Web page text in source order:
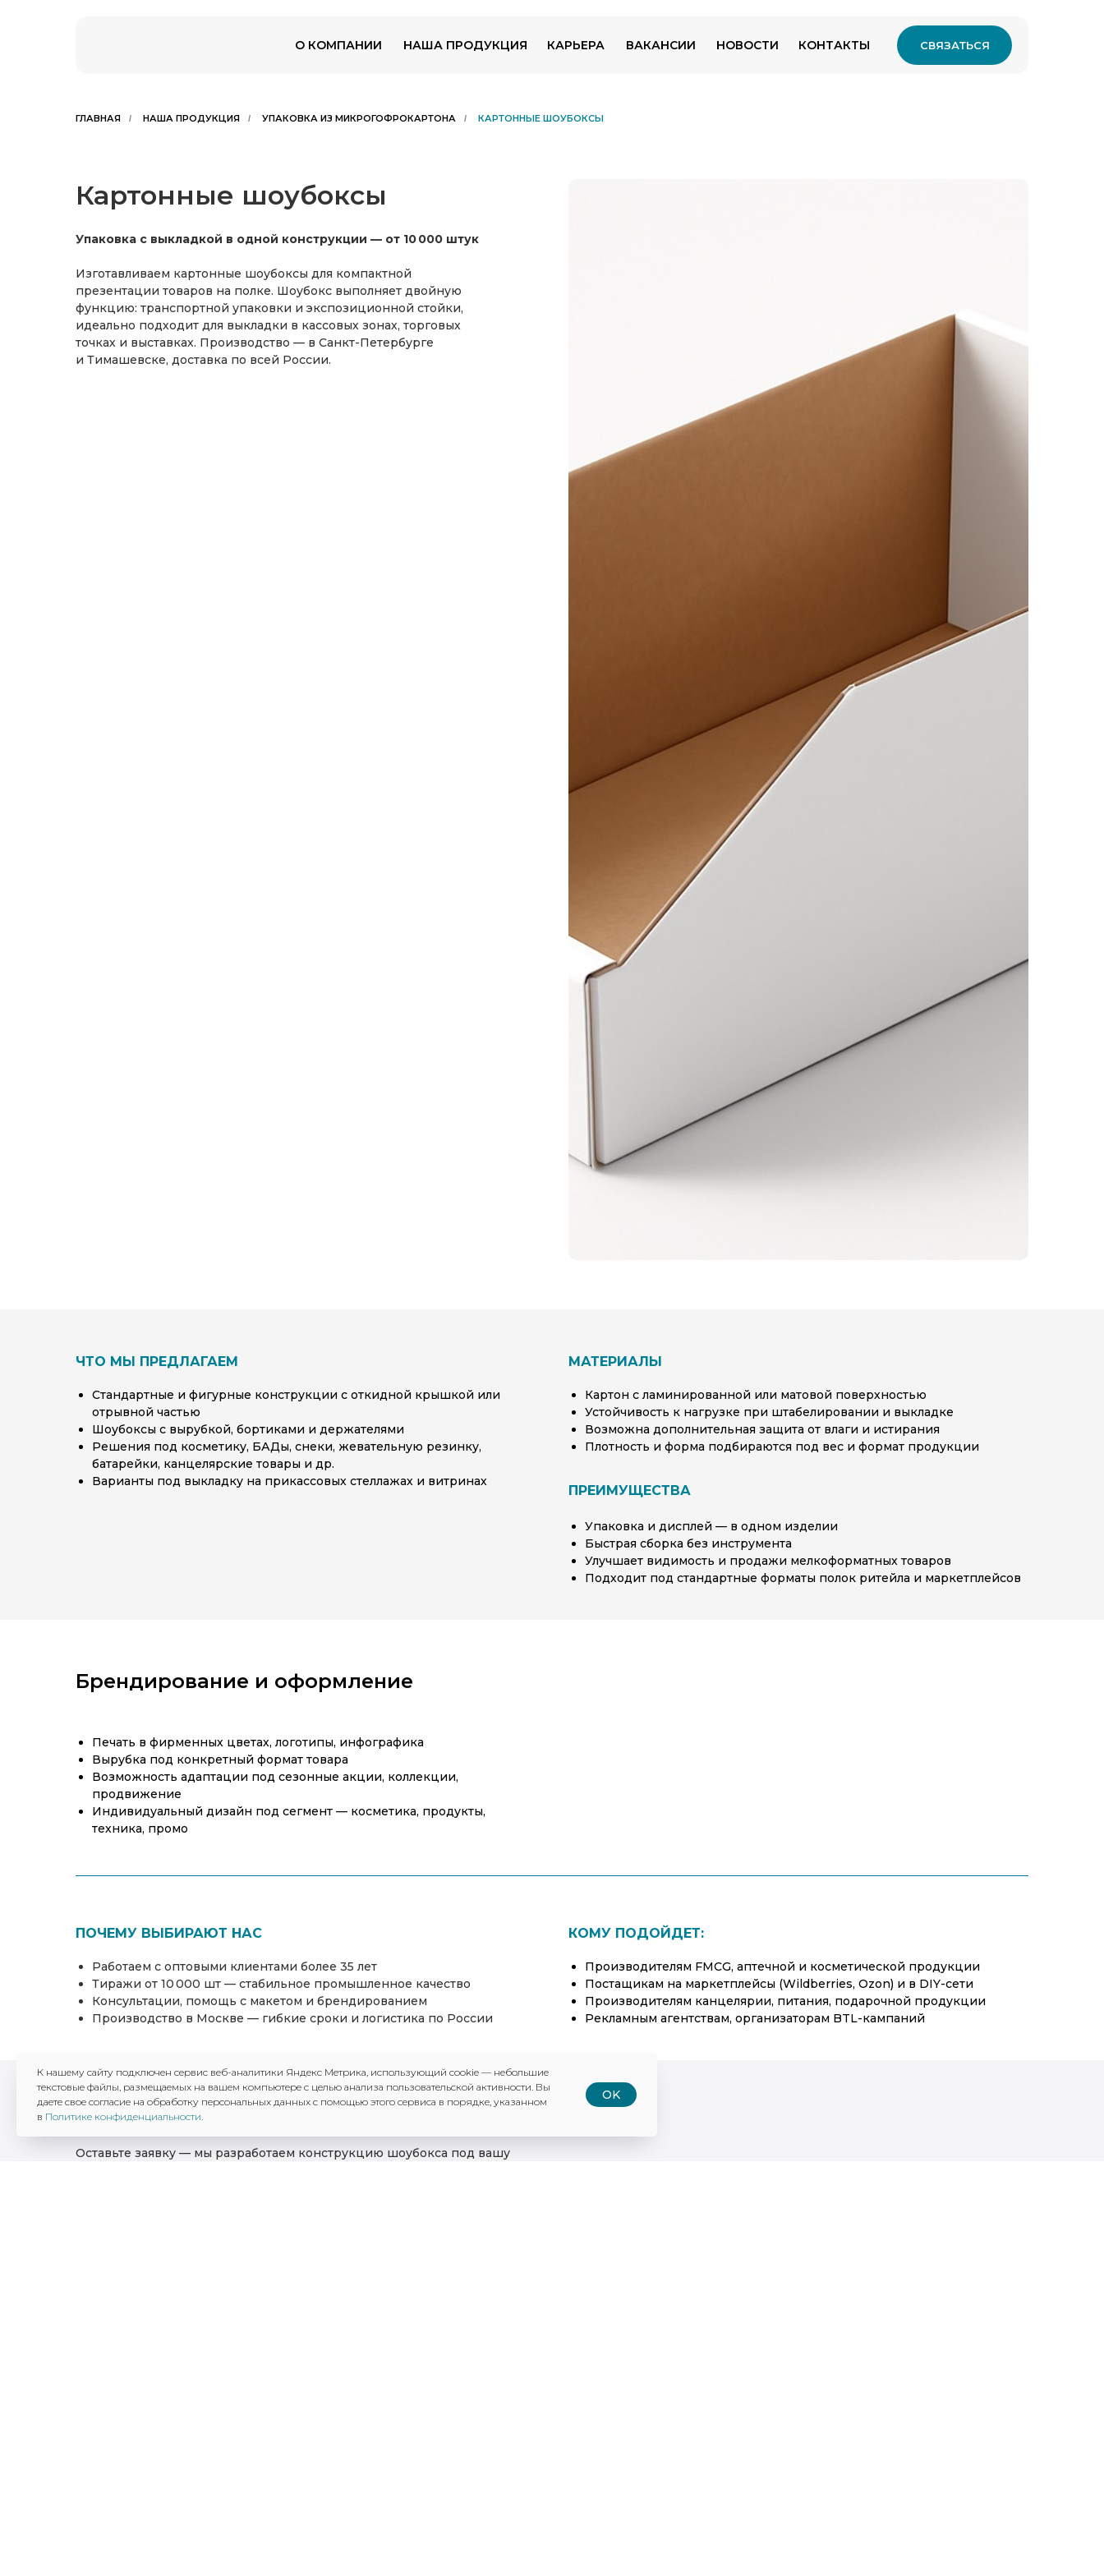
СВЯЗАТЬСЯ
О КОМПАНИИ НАША ПРОДУКЦИЯ КАРЬЕРА НОВОСТИ КОНТАКТЫ
ВАКАНСИИ
ГЛАВНАЯ / НАША ПРОДУКЦИЯ / УПАКОВКА ИЗ МИКРОГОФРОКАРТОНА / КАРТОННЫЕ ШОУБОКСЫ
Картонные шоубоксы
Упаковка с выкладкой в одной конструкции — от 10 000 штук
Изготавливаем картонные шоубоксы для компактной
презентации товаров на полке. Шоубокс выполняет двойную
функцию: транспортной упаковки и экспозиционной стойки,
идеально подходит для выкладки в кассовых зонах, торговых
точках и выставках. Производство — в Санкт-Петербурге
и Тимашевске, доставка по всей России.
ЧТО МЫ ПРЕДЛАГАЕМ
Стандартные и фигурные конструкции с откидной крышкой или
отрывной частью
Шоубоксы с вырубкой, бортиками и держателями
Решения под косметику, БАДы, снеки, жевательную резинку,
батарейки, канцелярские товары и др.
Варианты под выкладку на прикассовых стеллажах и витринах
МАТЕРИАЛЫ
Картон с ламинированной или матовой поверхностью
Устойчивость к нагрузке при штабелировании и выкладке
Возможна дополнительная защита от влаги и истирания
Плотность и форма подбираются под вес и формат продукции
ПРЕИМУЩЕСТВА
Упаковка и дисплей — в одном изделии
Быстрая сборка без инструмента
Улучшает видимость и продажи мелкоформатных товаров
Подходит под стандартные форматы полок ритейла и маркетплейсов
Брендирование и оформление
Печать в фирменных цветах, логотипы, инфографика
Вырубка под конкретный формат товара
Возможность адаптации под сезонные акции, коллекции,
продвижение
Индивидуальный дизайн под сегмент — косметика, продукты,
техника, промо
ПОЧЕМУ ВЫБИРАЮТ НАС
Работаем с оптовыми клиентами более 35 лет
Тиражи от 10 000 шт — стабильное промышленное качество
Консультации, помощь с макетом и брендированием
Производство в Москве — гибкие сроки и логистика по России
КОМУ ПОДОЙДЕТ:
Производителям FMCG, аптечной и косметической продукции
Постащикам на маркетплейсы (Wildberries, Ozon) и в DIY-сети
Производителям канцелярии, питания, подарочной продукции
Рекламным агентствам, организаторам BTL-кампаний
Готовы обсудить заказ?
Оставьте заявку — мы разработаем конструкцию шоубокса под вашу
К нашему сайту подключен сервис веб-аналитики Яндекс Метрика, использующий cookie — небольшие
текстовые файлы, размещаемых на вашем компьютере с целью анализа пользовательской активности. Вы
даете свое согласие на обработку персональных данных с помощью этого сервиса в порядке, указанном
в Политике конфиденциальности.
OK